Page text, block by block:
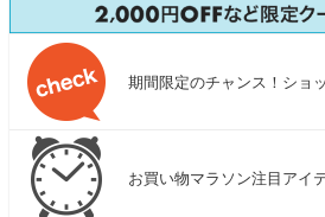
期間限定のチャンス！ショ
お買い物マラソン注目アイ